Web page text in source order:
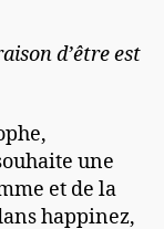
d’être est
une
et de la
happinez,